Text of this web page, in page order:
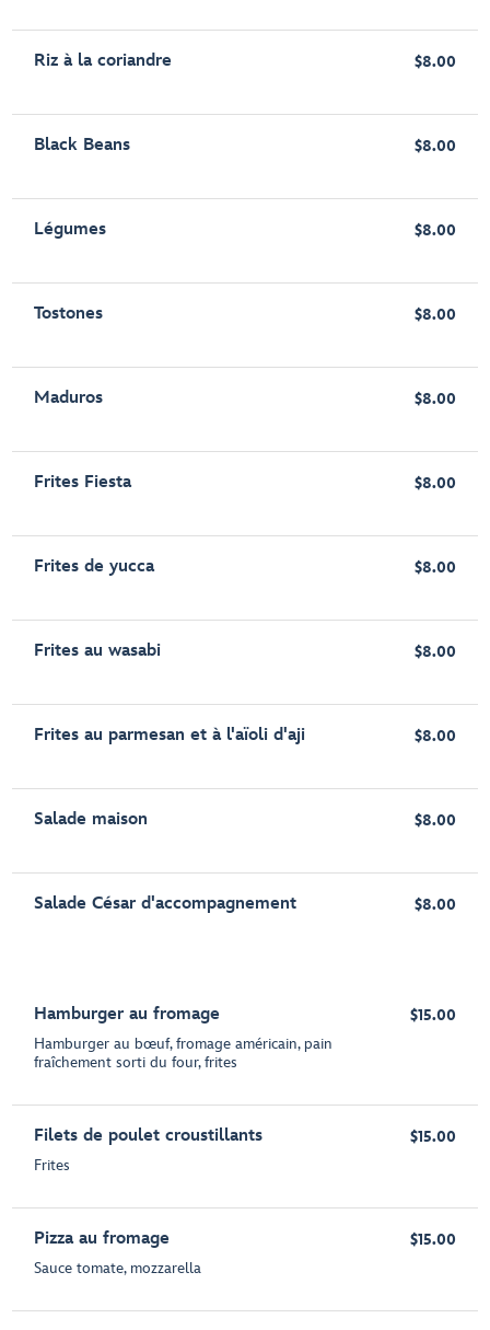
Riz à la coriandre $8.00
Black Beans $8.00
Légumes $8.00
Tostones $8.00
Maduros $8.00
Frites Fiesta $8.00
Frites de yucca $8.00
Frites au wasabi $8.00
Frites au parmesan et à l'aïoli d'aji $8.00
Salade maison $8.00
Salade César d'accompagnement $8.00
Hamburger au fromage
Hamburger au bœuf, fromage américain, pain
fraîchement sorti du four, frites
$15.00
Filets de poulet croustillants
Frites
$15.00
Pizza au fromage
Sauce tomate, mozzarella
$15.00